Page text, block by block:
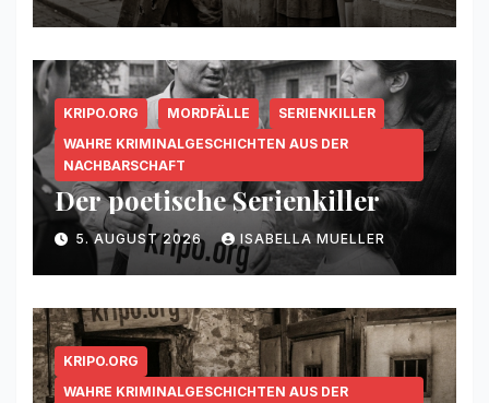
KRIPO.ORG MORDFÄLLE
SERIENKILLER
WAHRE KRIMINALGESCHICHTEN AUS DER
NACHBARSCHAFT
Der poetische Serienkiller
5. AUGUST 2026 ISABELLA MUELLER
KRIPO.ORG
WAHRE KRIMINALGESCHICHTEN AUS DER